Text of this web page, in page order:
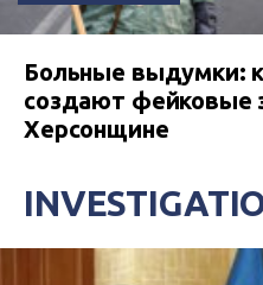
Больные выдумки:
создают фейковые
Херсонщине